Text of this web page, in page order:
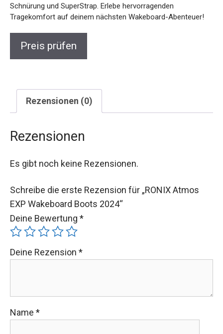
Schnürung und SuperStrap. Erlebe hervorragenden
Tragekomfort auf deinem nächsten Wakeboard-Abenteuer!
Preis prüfen
Rezensionen (0)
Rezensionen
Es gibt noch keine Rezensionen.
Schreibe die erste Rezension für „RONIX Atmos
EXP Wakeboard Boots 2024“
Deine Bewertung *
Deine Rezension *
Name *